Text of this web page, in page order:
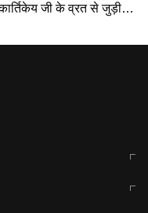
कार्तिकेय जी के व्रत से जुड़ी